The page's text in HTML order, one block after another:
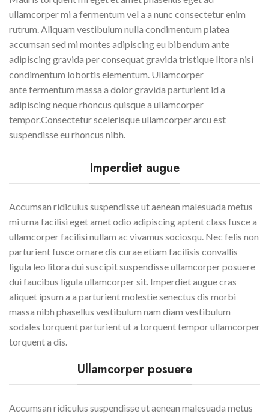
ullamcorper mi a fermentum vel a a nunc consectetur enim
rutrum. Aliquam vestibulum nulla condimentum platea
accumsan sed mi montes adipiscing eu bibendum ante
adipiscing gravida per consequat gravida tristique litora nisi
condimentum lobortis elementum. Ullamcorper
ante fermentum massa a dolor gravida parturient id a
adipiscing neque rhoncus quisque a ullamcorper
tempor.Consectetur scelerisque ullamcorper arcu est
suspendisse eu rhoncus nibh.
Imperdiet augue
Accumsan ridiculus suspendisse ut aenean malesuada metus
mi urna facilisi eget amet odio adipiscing aptent class fusce a
ullamcorper facilisi nullam ac vivamus sociosqu. Nec felis non
parturient fusce ornare dis curae etiam facilisis convallis
ligula leo litora dui suscipit suspendisse ullamcorper posuere
dui faucibus ligula ullamcorper sit. Imperdiet augue cras
aliquet ipsum a a parturient molestie senectus dis morbi
massa nibh phasellus vestibulum nam diam vestibulum
sodales torquent parturient ut a torquent tempor ullamcorper
torquent a dis.
Ullamcorper posuere
Accumsan ridiculus suspendisse ut aenean malesuada metus